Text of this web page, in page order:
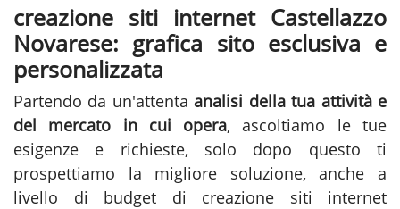
creazione siti internet Castellazzo
Novarese: grafica sito esclusiva e
personalizzata
Partendo da un'attentaanalisi della tua attività e
del mercato in cui opera, ascoltiamo le tue
esigenze e richieste, solo dopo questo ti
prospettiamo la migliore soluzione, anche a
livello di budget di creazione siti internet